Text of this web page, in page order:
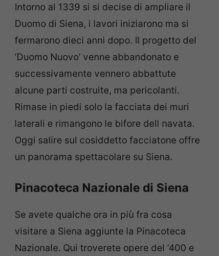
Intorno al 1339 si si decise di ampliare il
Duomo di Siena, i lavori iniziarono ma si
fermarono dieci anni dopo. Il progetto del
‘Duomo Nuovo’ venne abbandonato e
successivamente vennero abbattute
alcune parti costruite, ma pericolanti.
Rimase in piedi solo la facciata dei muri
laterali e rimangono le bifore dell navata.
Oggi salire sul cosiddetto facciatone offre
un panorama spettacolare su Siena.
Pinacoteca Nazionale di Siena
Se avete qualche ora in più fra cosa
visitare a Siena aggiunte la Pinacoteca
Nazionale. Qui troverete opere del ‘400 e